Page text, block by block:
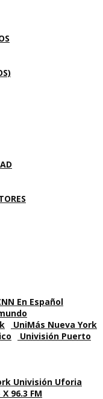
En Español
UniMás Nueva York
Univisión Puerto
96.3 FM